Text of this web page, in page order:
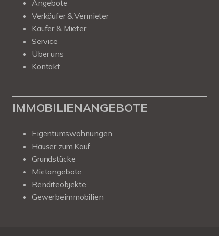
Angebote
Verkäufer & Vermieter
Käufer & Mieter
Service
Über uns
Kontakt
IMMOBILIENANGEBOTE
Eigentumswohnungen
Häuser zum Kauf
Grundstücke
Mietangebote
Renditeobjekte
Gewerbeimmobilien